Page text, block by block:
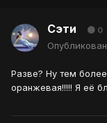
Сэти 0
Разве? Ну тем
оранжевая!!!!! Я её